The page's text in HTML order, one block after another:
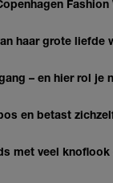
haar grote
– en hier rol je
en betast
met veel